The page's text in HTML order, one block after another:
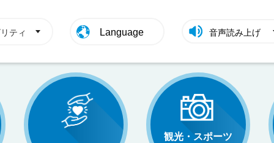
ティ Language 音声読み上げ
観光・スポーツ